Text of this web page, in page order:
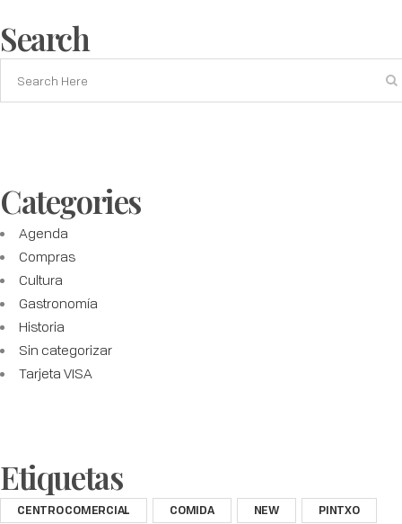
Search
Categories
Agenda
Compras
Cultura
Gastronomía
Historia
Sin categorizar
Tarjeta VISA
Etiquetas
CENTRO COMERCIAL COMIDA NEW PINTXO